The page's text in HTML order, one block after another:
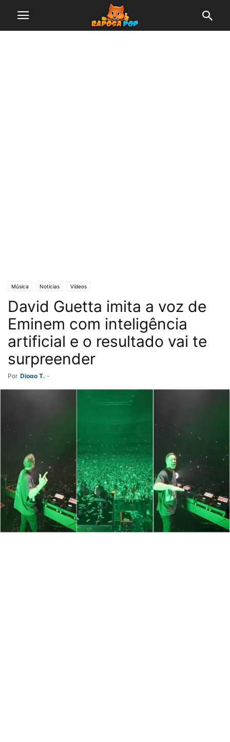
Música Notícias Vídeos
David Guetta imita a voz de
Eminem com inteligência
artificial e o resultado vai te
surpreender
Por Diogo T. -